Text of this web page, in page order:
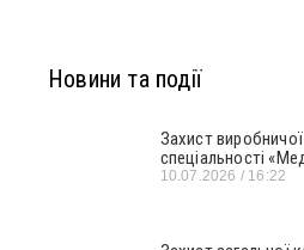
Новини та події
Захист
спеціальності
10.07.2026 16:22